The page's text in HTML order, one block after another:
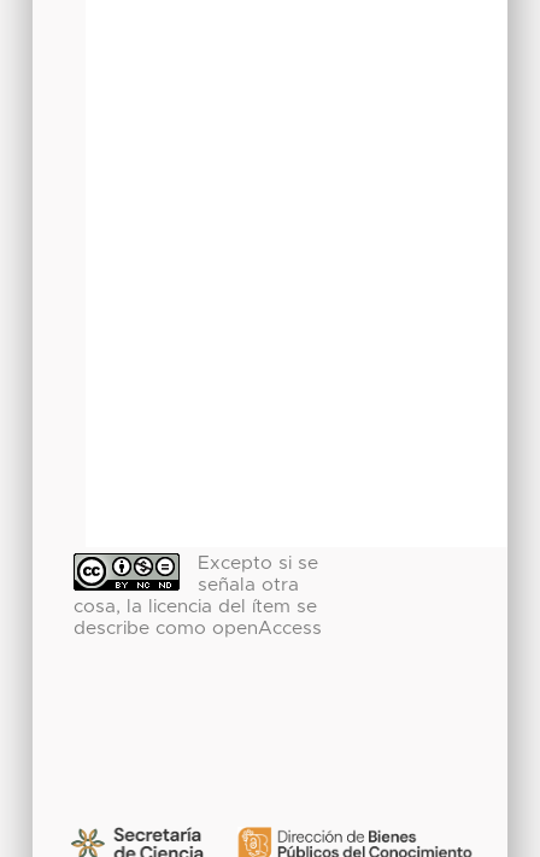
Excepto si se
señala otra
cosa, la licencia del ítem se
describe como openAccess